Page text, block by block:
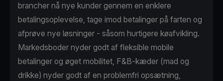
brancher nå nye kunder gennem en enklere
betalingsoplevelse, tage imod betalinger på farten og
afprøve nye løsninger - såsom hurtigere køafvikling.
Markedsboder nyder godt af fleksible mobile
betalinger og øget mobilitet, F&B-kæder (mad og
drikke) nyder godt af en problemfri opsætning,